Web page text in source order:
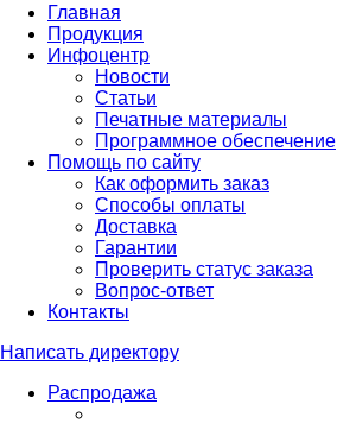
Главная
Продукция
Инфоцентр
Новости
Статьи
Печатные материалы
Программное обеспечение
Помощь по сайту
Как оформить заказ
Способы оплаты
Доставка
Гарантии
Проверить статус заказа
Вопрос-ответ
Контакты
Написать директору
Распродажа